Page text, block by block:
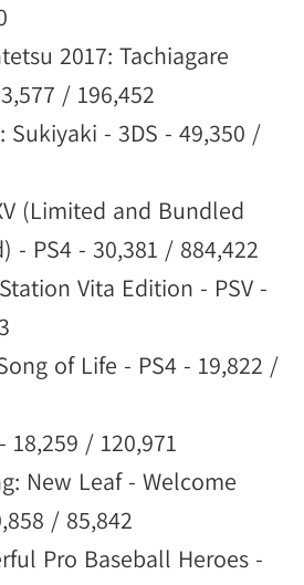
2017: Tachiagare
/ 196,452
Sukiyaki - 3DS - 49,350 /
(Limited and Bundled
- PS4 - 30,381 / 884,422
Vita Edition - PSV -
of Life - PS4 - 19,822 /
18,259 / 120,971
New Leaf - Welcome
/ 85,842
Pro Baseball Heroes -